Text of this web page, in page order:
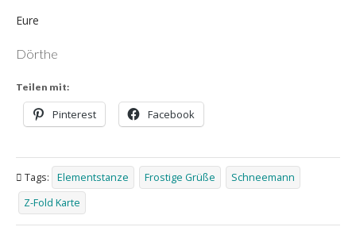
Eure
Dörthe
Teilen mit:
Pinterest Facebook
Tags: Elementstanze Frostige Grüße
Schneemann
Z-Fold Karte